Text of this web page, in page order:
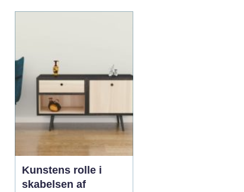
leg, læ...
Kunstens rolle i
skabelsen af